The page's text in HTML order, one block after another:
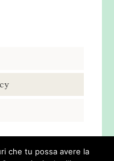
che tu possa avere la